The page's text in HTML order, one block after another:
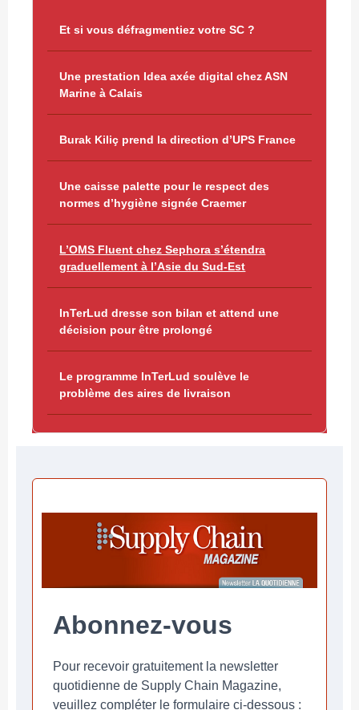
Et si vous défragmentiez votre SC ?
Une prestation Idea axée digital chez ASN
Marine à Calais
Burak Kiliç prend la direction d’UPS France
Une caisse palette pour le respect des
normes d’hygiène signée Craemer
L’OMS Fluent chez Sephora s’étendra
graduellement à l’Asie du Sud-Est
InTerLud dresse son bilan et attend une
décision pour être prolongé
Le programme InTerLud soulève le
problème des aires de livraison